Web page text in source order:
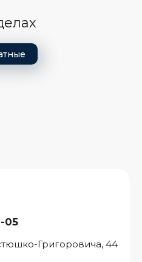
05
Григоровича, 44